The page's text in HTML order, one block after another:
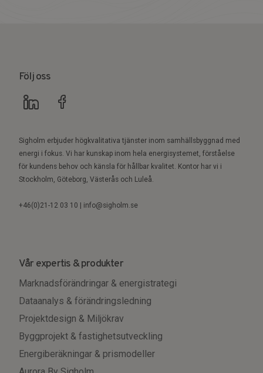
Följ oss
Sigholm erbjuder högkvalitativa tjänster inom samhällsbyggnad med
energi i fokus. Vi har kunskap inom hela energisystemet, förståelse
för kundens behov och känsla för hållbar kvalitet. Kontor har vi i
Stockholm, Göteborg, Västerås och Luleå.
+46(0)21-12 03 10 | info@sigholm.se
Vår expertis & produkter
Marknadsförändringar & energistrategi
Dataanalys & förändringsledning
Projektdesign & Miljökrav
Byggprojekt & fastighetsutveckling
Energiberäkningar & prismodeller